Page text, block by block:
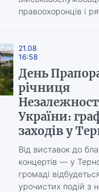
правоохоронців і
21.08
16:58
День Прапора
річниця
України:
заходів у
Від виставок до
концертів — у
громаді
урочистих подій з